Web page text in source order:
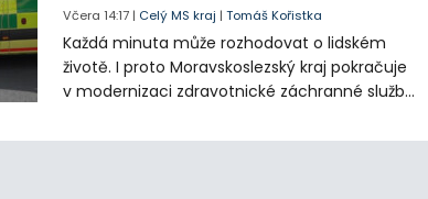
Včera 14:17 | Celý MS kraj |Tomáš Kořistka
Každá minuta může rozhodovat o lidském
životě. I proto Moravskoslezský kraj pokračuje
v modernizaci zdravotnické záchranné služby
vybavených nejmodernější technikou.